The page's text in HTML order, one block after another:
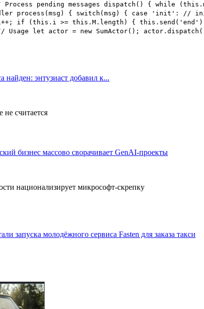
pending messages dispatch() { while
process(msg) { switch(msg) { case 'init': //
if (this.i >= this.M.length) { this.send('end');
let actor = new SumActor();
найден: энтузиаст добавил к...
не считается
бизнес массово сворачивает GenAI-проекты
национализирует микрософт-скрепку
запуска молодёжного сервиса Fasten для заказа такси